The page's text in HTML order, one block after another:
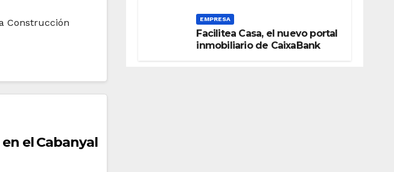
Construcción
el Cabanyal
EMPRESA
Facilitea Casa, el nuevo portal
inmobiliario de CaixaBank